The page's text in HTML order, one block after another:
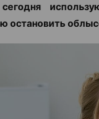
остановить